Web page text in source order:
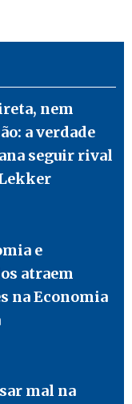
nem
a verdade
seguir rival
e
atraem
na Economia
mal na